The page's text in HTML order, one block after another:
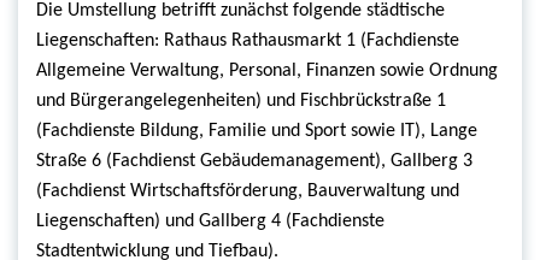
Die Umstellung betrifft zunächst folgende städtische
Liegenschaften: Rathaus Rathausmarkt 1 (Fachdienste
Allgemeine Verwaltung, Personal, Finanzen sowie Ordnung
und Bürgerangelegenheiten) und Fischbrückstraße 1
(Fachdienste Bildung, Familie und Sport sowie IT), Lange
Straße 6 (Fachdienst Gebäudemanagement), Gallberg 3
(Fachdienst Wirtschaftsförderung, Bauverwaltung und
Liegenschaften) und Gallberg 4 (Fachdienste
Stadtentwicklung und Tiefbau).